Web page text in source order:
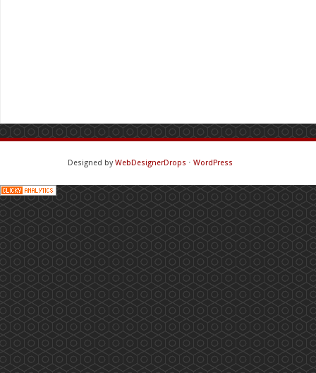
Designed byWebDesignerDrops ⋅ WordPress